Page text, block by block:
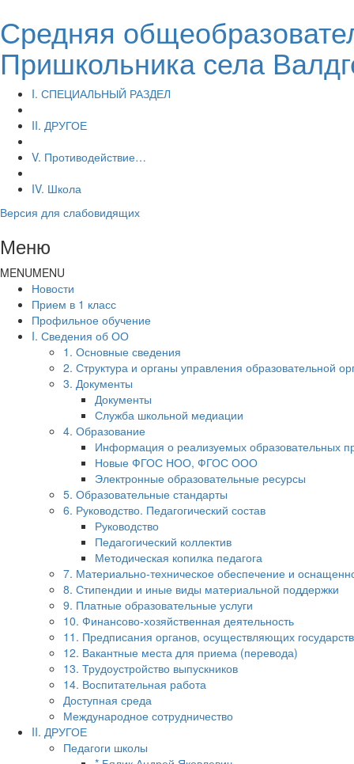
Средняя
Пришкольника села
I. СПЕЦИАЛЬНЫЙ РАЗДЕЛ
II. ДРУГОЕ
V. Противодействие…
IV. Школа
Версия для слабовидящих
Меню
MENUMENU
Новости
Прием в 1 класс
Профильное обучение
I. Сведения об ОО
1. Основные сведения
2. Структура и органы управления образовательной
3. Документы
Документы
Служба школьной медиации
4. Образование
Информация о реализуемых образовательных
Новые ФГОС НОО, ФГОС ООО
Электронные образовательные ресурсы
5. Образовательные стандарты
6. Руководство. Педагогический состав
Руководство
Педагогический коллектив
Методическая копилка педагога
7. Материально-техническое обеспечение и
8. Стипендии и иные виды материальной поддержки
9. Платные образовательные услуги
10. Финансово-хозяйственная деятельность
11. Предписания органов, осуществляющих
12. Вакантные места для приема (перевода)
13. Трудоустройство выпускников
14. Воспитательная работа
Доступная среда
Международное сотрудничество
II. ДРУГОЕ
Педагоги школы